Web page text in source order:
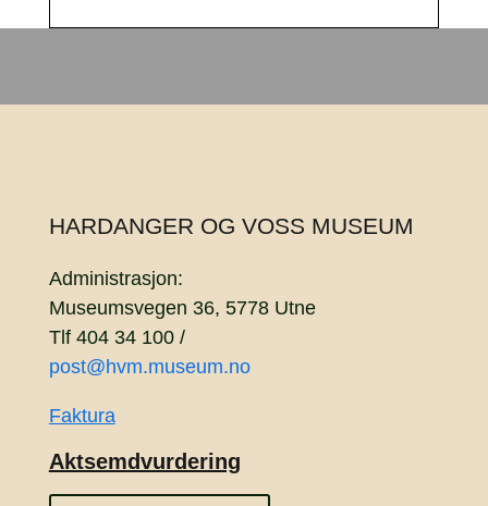
HARDANGER OG VOSS MUSEUM
Administrasjon:
Museumsvegen 36, 5778 Utne
Tlf 404 34 100 /
post@hvm.museum.no
Faktura
Aktsemdvurdering